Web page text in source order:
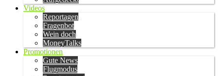
Videos
Reportagen
Fragenbot
Wein doch
MoneyTalks
Promotionen
Gute News
Flugmodus